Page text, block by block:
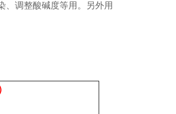
、调整酸碱度等用。另外用